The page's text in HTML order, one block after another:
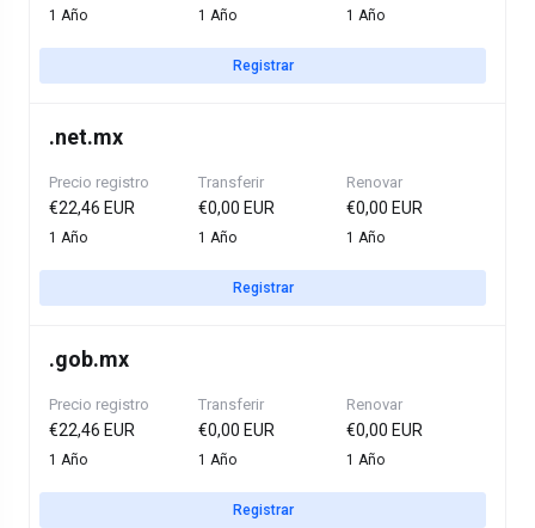
1 Año 1 Año 1 Año
Registrar
.net.mx
Precio registro
€22,46 EUR
1 Año
Transferir
€0,00 EUR
1 Año
Renovar
€0,00 EUR
1 Año
Registrar
.gob.mx
Precio registro
€22,46 EUR
1 Año
Transferir
€0,00 EUR
1 Año
Renovar
€0,00 EUR
1 Año
Registrar